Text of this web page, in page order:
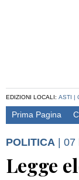
EDIZIONI LOCALI: ASTI |
Prima Pagina
POLITICA | 07
Legge